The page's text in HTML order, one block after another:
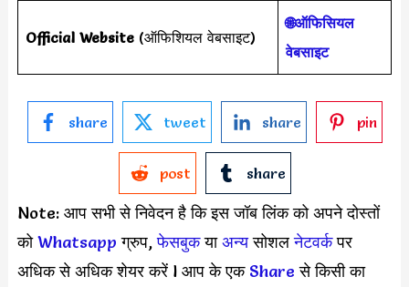
Official Website(ऑफिशियल वेबसाइट)
🌐ऑफिसियल
वेबसाइट
share tweet share pin
post share
Note: आप सभी से निवेदन है कि इस जॉब लिंक को अपने दोस्तों
कोWhatsapp ग्रुप,फेसबुकयाअन्यसोशलनेटवर्कपर
अधिक से अधिक शेयर करें l आप के एक Shareसे किसी का